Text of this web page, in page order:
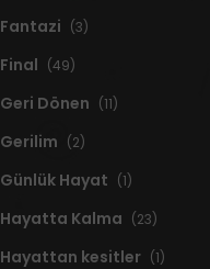
Fantazi (3)
Final (49)
Geri Dönen (11)
Gerilim (2)
Günlük Hayat (1)
Hayatta Kalma (23)
Hayattan kesitler (1)